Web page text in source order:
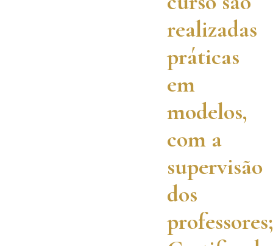
realizadas
práticas
em
modelos,
com a
supervisão
dos
professores;